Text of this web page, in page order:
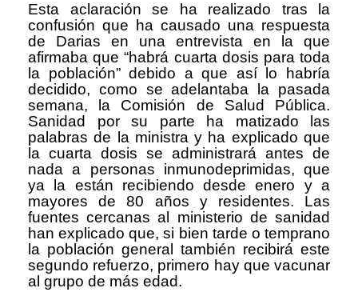
Esta aclaración se ha realizado tras la
confusión que ha causado una respuesta
de Darias en una entrevista en la que
afirmaba que “habrá cuarta dosis para toda
la población” debido a que así lo habría
decidido, como se adelantaba la pasada
semana, la Comisión de Salud Pública.
Sanidad por su parte ha matizado las
palabras de la ministra y ha explicado que
la cuarta dosis se administrará antes de
nada a personas inmunodeprimidas, que
ya la están recibiendo desde enero y a
mayores de 80 años y residentes. Las
fuentes cercanas al ministerio de sanidad
han explicado que, si bien tarde o temprano
la población general también recibirá este
segundo refuerzo, primero hay que vacunar
al grupo de más edad.